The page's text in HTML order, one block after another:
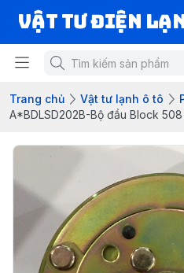
VẬT TƯ ĐIỆN
Trang chủ Vật tư lạnh ô tô
A*BDLSD202B-Bộ đầu Block